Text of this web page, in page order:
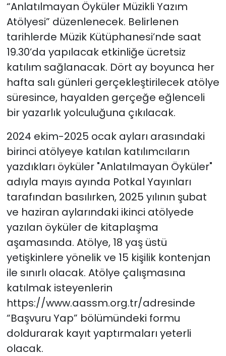
“Anlatılmayan Öyküler Müzikli Yazım
Atölyesi” düzenlenecek. Belirlenen
tarihlerde Müzik Kütüphanesi’nde saat
19.30’da yapılacak etkinliğe ücretsiz
katılım sağlanacak. Dört ay boyunca her
hafta salı günleri gerçekleştirilecek atölye
süresince, hayalden gerçeğe eğlenceli
bir yazarlık yolculuğuna çıkılacak.
2024 ekim-2025 ocak ayları arasındaki
birinci atölyeye katılan katılımcıların
yazdıkları öyküler "Anlatılmayan Öyküler"
adıyla mayıs ayında Potkal Yayınları
tarafından basılırken, 2025 yılının şubat
ve haziran aylarındaki ikinci atölyede
yazılan öyküler de kitaplaşma
aşamasında. Atölye, 18 yaş üstü
yetişkinlere yönelik ve 15 kişilik kontenjan
ile sınırlı olacak. Atölye çalışmasına
katılmak isteyenlerin
https://www.aassm.org.tr/adresinde
“Başvuru Yap” bölümündeki formu
doldurarak kayıt yaptırmaları yeterli
olacak.